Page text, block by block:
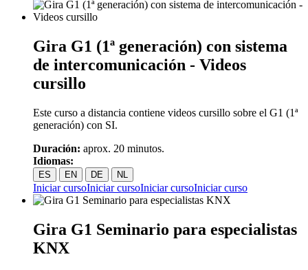
Gira G1 (1ª generación) con sistema
de intercomunicación - Videos
cursillo
Este curso a distancia contiene videos cursillo sobre el G1 (1ª
generación) con SI.
Duración: aprox. 20 minutos.
Idiomas:
ES EN DE NL
Iniciar cursoIniciar cursoIniciar cursoIniciar curso
Gira G1 Seminario para especialistas
KNX